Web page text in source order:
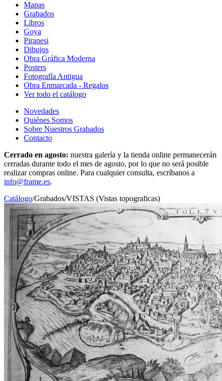
Mapas
Grabados
Libros
Goya
Piranesi
Dibujos
Obra Gráfica Moderna
Posters
Fotografía Antigua
Obra Enmarcada - Regalos
Ver todo el catálogo
Novedades
Quiénes Somos
Sobre Nuestros Grabados
Contacto
Cerrado en agosto: nuestra galería y la tienda online permanecerán
cerradas durante todo el mes de agosto, por lo que no será posible
realizar compras online. Para cualquier consulta, escríbanos a
info@frame.es.
Catálogo/Grabados/VISTAS (Vistas topograficas)